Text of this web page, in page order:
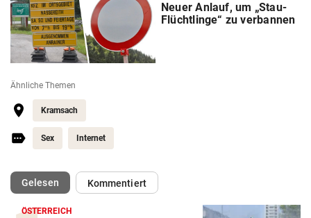
Neuer Anlauf, um „Stau-
Flüchtlinge“ zu verbannen
Ähnliche Themen
Kramsach
Sex Internet
Gelesen(ausgewählt)Kommentiert
ÖSTERREICH